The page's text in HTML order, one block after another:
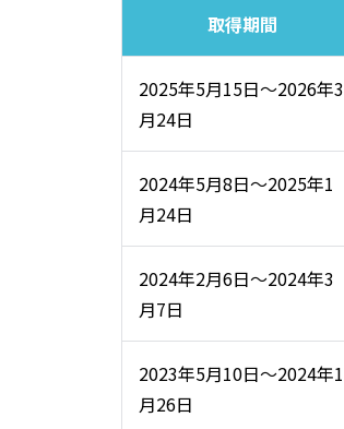
取得期間
2025年5月15日～2026年3
月24日
2024年5月8日～2025年1
月24日
2024年2月6日～2024年3
月7日
2023年5月10日～2024年1
月26日